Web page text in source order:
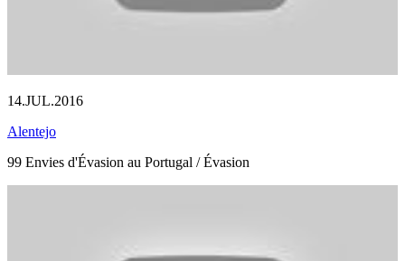
14.JUL.2016
Alentejo
99 Envies d'Évasion au Portugal / Évasion